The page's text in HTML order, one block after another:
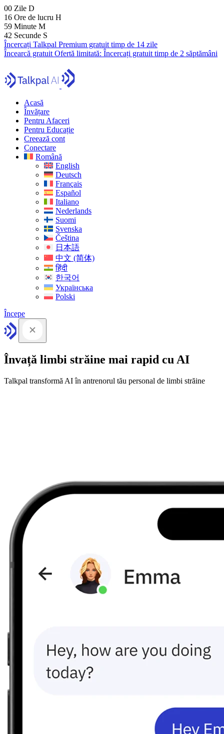
00 Zile D
16 Ore de lucru H
59 Minute M
41 Secunde S
Încercați Talkpal Premium gratuit timp de 14 zile
Încearcă gratuit Ofertă limitată: Încercați gratuit timp de 2 săptămâni
Acasă
Învățare
Pentru Afaceri
Pentru Educație
Creează cont
Conectare
Română
English
Deutsch
Français
Español
Italiano
Nederlands
Suomi
Svenska
Čeština
日本語
中文 (简体)
हिंदी
한국어
Українська
Polski
Începe
Învață limbi străine mai rapid cu AI
Talkpal transformă AI în antrenorul tău personal de limbi străine